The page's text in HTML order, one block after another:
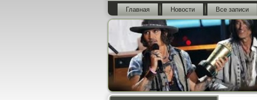
Главная Новости Все записи